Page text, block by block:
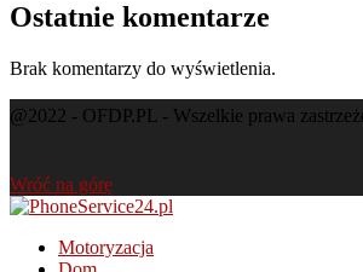
Ostatnie komentarze
Brak komentarzy do wyświetlenia.
@2022 - OFDP.PL - Wszelkie prawa
Wróć na górę
Motoryzacja